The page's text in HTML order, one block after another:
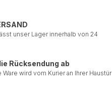
unser Lager innerhalb von 24
Rücksendung ab
wird vom Kurier an Ihrer Haustür